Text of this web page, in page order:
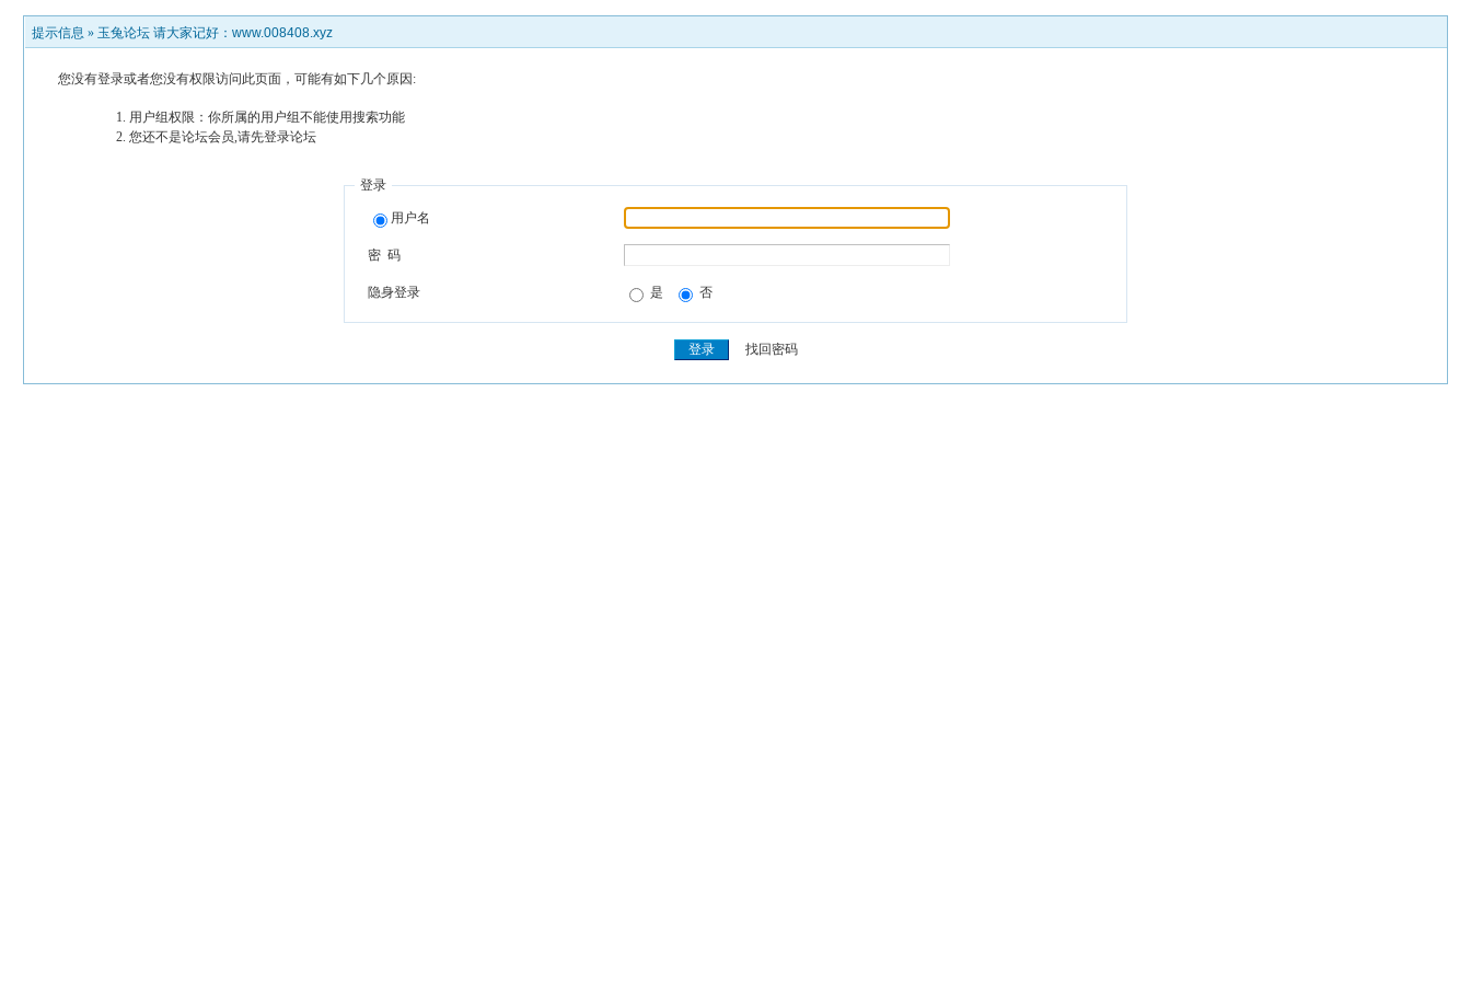
提示信息 » 玉兔论坛 请大家记好：www.008408.xyz
您没有登录或者您没有权限访问此页面，可能有如下几个原因:
用户组权限：你所属的用户组不能使用搜索功能
您还不是论坛会员,请先登录论坛
登录
用户名
密 码
隐身登录 是 否
找回密码